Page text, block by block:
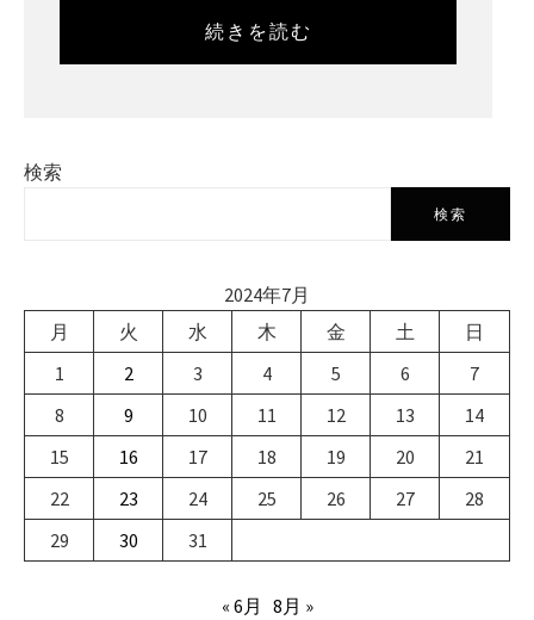
続きを読む
検索
検索
2024年7月
月
火 水 木 金 土
日
1
2 3 4 5 6
7
8
9 10 11 12 13
14
15
16 17 18 19 20
21
22
23 24 25 26 27
28
29
30 31
« 6月 8月 »